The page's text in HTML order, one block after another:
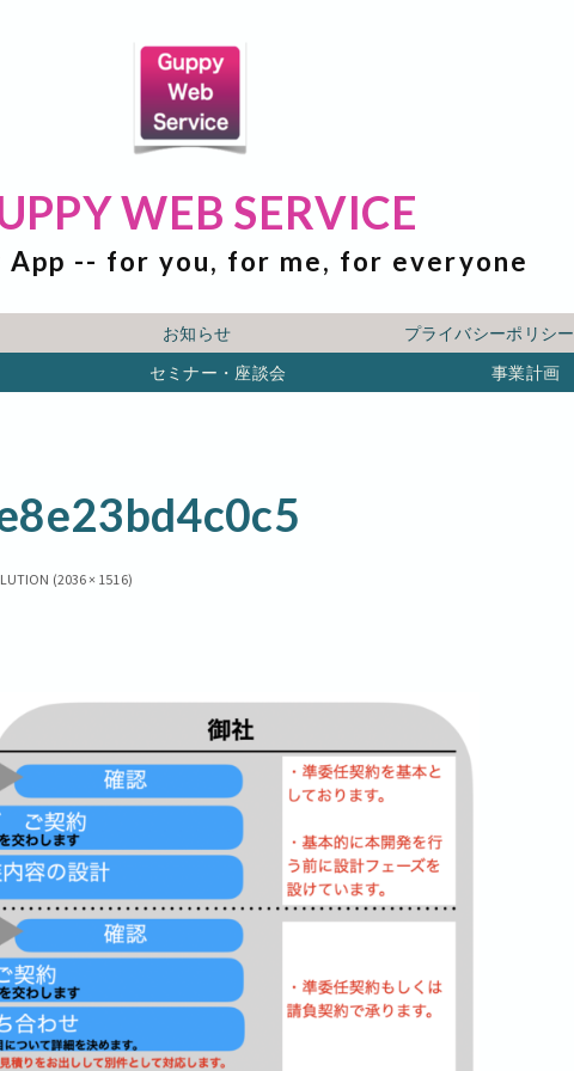
WEB SERVICE
-- for you, for me, for everyone
お知らせ プライバシーポリシー
セミナー・座談会 事業計画
(2036 × 1516)